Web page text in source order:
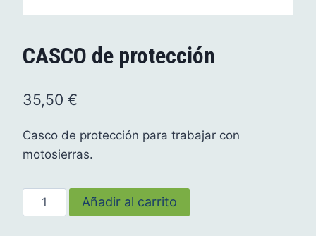
CASCO de protección
35,50 €
Casco de protección para trabajar con
motosierras.
CASCO
de
Añadir al carrito